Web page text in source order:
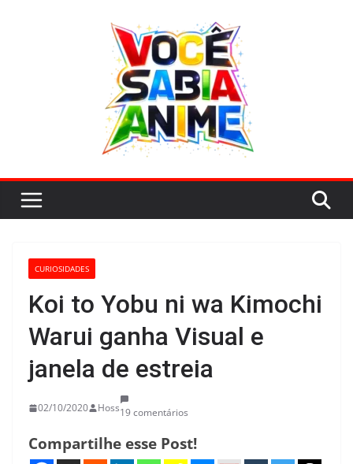
CURIOSIDADES
Koi to Yobu ni wa Kimochi
Warui ganha Visual e
janela de estreia
02/10/2020 Hoss19 comentários
Compartilhe esse Post!